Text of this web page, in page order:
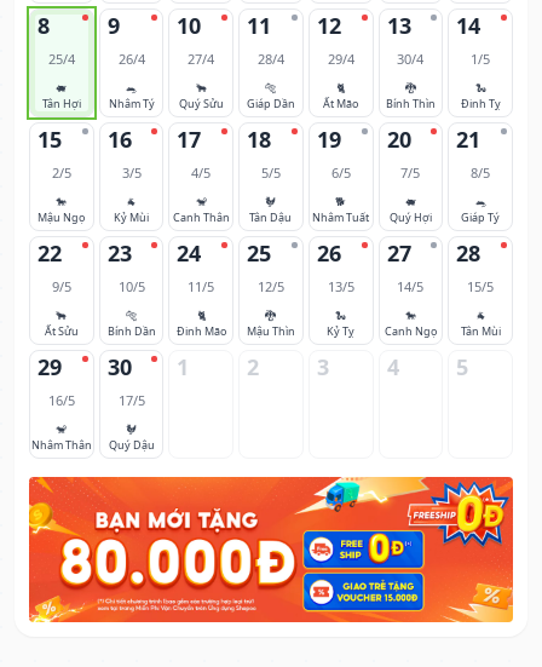
8
25/4
🐖
Tân Hợi
9
26/4
🐀
Nhâm Tý
10
27/4
🐂
Quý Sửu
11
28/4
🐅
Giáp Dần
12
29/4
🐈
Ất Mão
13
30/4
🐉
Bính Thìn
14
1/5
🐍
Đinh Tỵ
15
2/5
🐎
Mậu Ngọ
16
3/5
🐐
Kỷ Mùi
17
4/5
🐒
Canh Thân
18
5/5
🐓
Tân Dậu
19
6/5
🐕
Nhâm Tuất
20
7/5
🐖
Quý Hợi
21
8/5
🐀
Giáp Tý
22
9/5
🐂
Ất Sửu
23
10/5
🐅
Bính Dần
24
11/5
🐈
Đinh Mão
25
12/5
🐉
Mậu Thìn
26
13/5
🐍
Kỷ Tỵ
27
14/5
🐎
Canh Ngọ
28
15/5
🐐
Tân Mùi
29
16/5
🐒
Nhâm Thân
30
17/5
🐓
Quý Dậu
1 2 3 4 5